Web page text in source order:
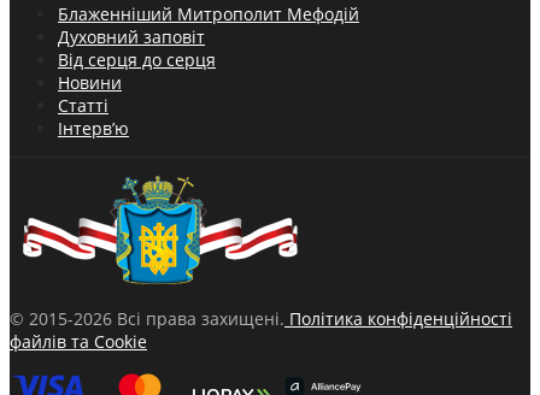
Блаженніший Митрополит Мефодій
Духовний заповіт
Від серця до серця
Новини
Статті
Інтерв’ю
© 2015-2026 Всі права захищені. Політика конфіденційності
файлів та Cookie